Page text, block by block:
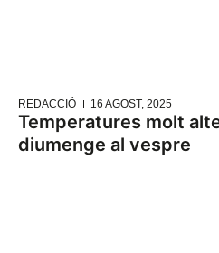
REDACCIÓ 16 AGOST, 2025
Temperatures molt
diumenge al vespre